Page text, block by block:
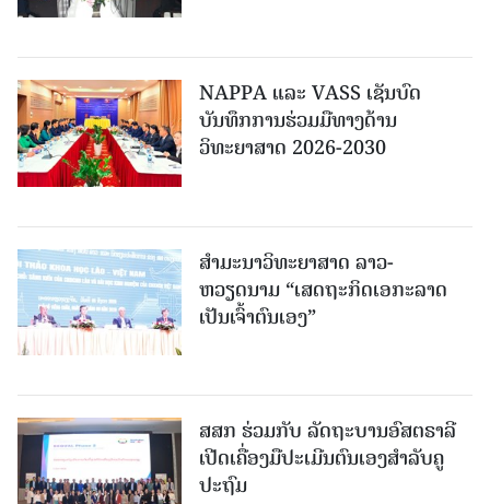
NAPPA ແລະ VASS ເຊັນບົດ
ບັນທຶກການຮ່ວມມືທາງດ້ານ
ວິທະຍາສາດ 2026-2030
ສຳມະນາວິທະຍາສາດ ລາວ-
ຫວຽດນາມ “ເສດຖະກິດເອກະລາດ
ເປັນເຈົ້າຕົນເອງ”
ສສກ ຮ່ວມກັບ ລັດຖະບານອົສຕຣາລີ
ເປີດເຄື່ອງມືປະເມີນຕົນເອງສຳລັບຄູ
ປະຖົມ